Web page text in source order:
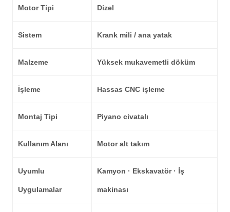
Motor Tipi Dizel
Sistem Krank mili / ana yatak
Malzeme Yüksek mukavemetli döküm
İşleme Hassas CNC işleme
Montaj Tipi Piyano civatalı
Kullanım Alanı Motor alt takım
Uyumlu
Uygulamalar
Kamyon · Ekskavatör · İş
makinası